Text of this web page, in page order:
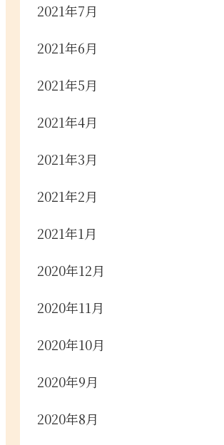
2021年7月
2021年6月
2021年5月
2021年4月
2021年3月
2021年2月
2021年1月
2020年12月
2020年11月
2020年10月
2020年9月
2020年8月